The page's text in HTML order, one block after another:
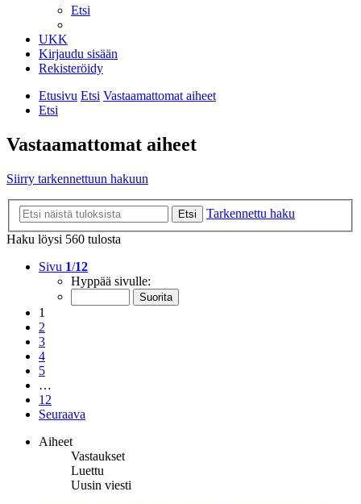
Etsi
UKK
Kirjaudu sisään
Rekisteröidy
Etusivu Etsi Vastaamattomat aiheet
Etsi
Vastaamattomat aiheet
Siirry tarkennettuun hakuun
Etsi
Tarkennettu haku
Haku löysi 560 tulosta
Sivu 1/12
Hyppää sivulle:
1
2
3
4
5
…
12
Seuraava
Aiheet
Vastaukset
Luettu
Uusin viesti